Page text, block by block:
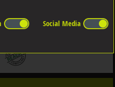
Social Media